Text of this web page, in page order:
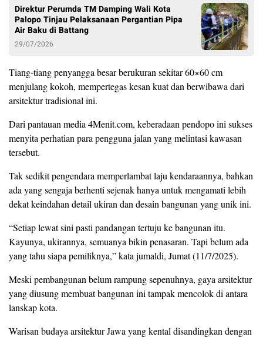
Direktur Perumda TM Damping Wali Kota
Palopo Tinjau Pelaksanaan Pergantian Pipa
Air Baku di Battang
29/07/2026
Tiang-tiang penyangga besar berukuran sekitar 60×60 cm
menjulang kokoh, mempertegas kesan kuat dan berwibawa dari
arsitektur tradisional ini.
Dari pantauan media 4Menit.com, keberadaan pendopo ini sukses
menyita perhatian para pengguna jalan yang melintasi kawasan
tersebut.
Tak sedikit pengendara memperlambat laju kendaraannya, bahkan
ada yang sengaja berhenti sejenak hanya untuk mengamati lebih
dekat keindahan detail ukiran dan desain bangunan yang unik ini.
“Setiap lewat sini pasti pandangan tertuju ke bangunan itu.
Kayunya, ukirannya, semuanya bikin penasaran. Tapi belum ada
yang tahu siapa pemiliknya,” kata jumaldi, Jumat (11/7/2025).
Meski pembangunan belum rampung sepenuhnya, gaya arsitektur
yang diusung membuat bangunan ini tampak mencolok di antara
lanskap kota.
Warisan budaya arsitektur Jawa yang kental disandingkan dengan